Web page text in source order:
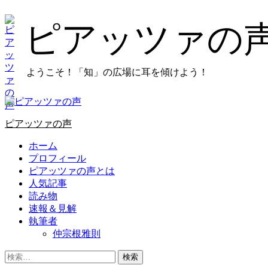
ン
テ
ン
ツ
に
ス
キ
ッ
プ
ピアッツァの
ようこそ！「知」の広場に耳を傾けよう！
プ
イ
ピアッツァの声
ホーム
プロフィール
ピアッツァの声とは
人気記事
読み物
速報＆見解
執筆者
仲宗根雅則
検